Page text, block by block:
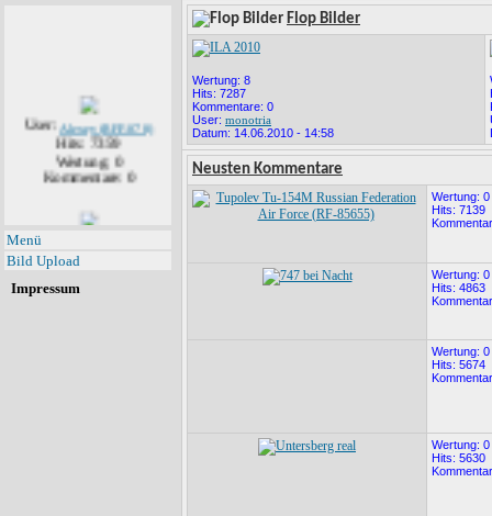
User: Alexey (RFF-078)
Hits: 7359
Wertung: 0
Kommentare: 0
User:
Wertung: 0
Kommentare: 1
Menü
Bild Upload
Impressum
Flop Bilder
Wertung: 8
Hits: 7287
Kommentare: 0
User: monotria
Datum: 14.06.2010 - 14:58
Neusten Kommentare
Wertung: 0
Hits: 7139
Wertung: 0
Hits: 4863
Wertung: 0
Hits: 5674
Wertung: 0
Hits: 5630